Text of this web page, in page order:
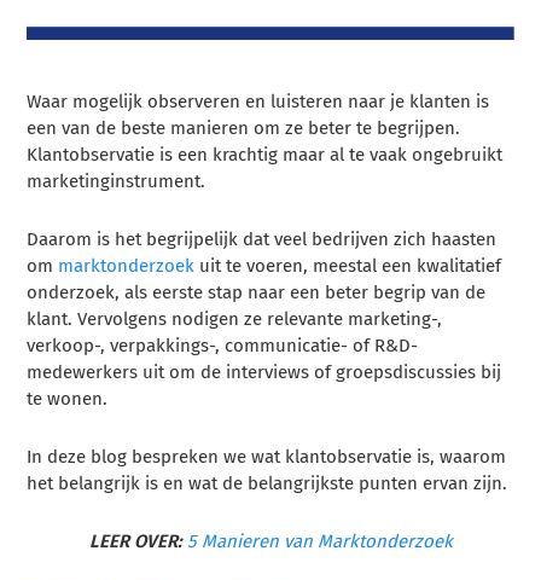
Waar mogelijk observeren en luisteren naar je klanten is
een van de beste manieren om ze beter te begrijpen.
Klantobservatie is een krachtig maar al te vaak ongebruikt
marketinginstrument.
Daarom is het begrijpelijk dat veel bedrijven zich haasten
om marktonderzoek uit te voeren, meestal een kwalitatief
onderzoek, als eerste stap naar een beter begrip van de
klant. Vervolgens nodigen ze relevante marketing-,
verkoop-, verpakkings-, communicatie- of R&D-
medewerkers uit om de interviews of groepsdiscussies bij
te wonen.
In deze blog bespreken we wat klantobservatie is, waarom
het belangrijk is en wat de belangrijkste punten ervan zijn.
LEER OVER: 5 Manieren van Marktonderzoek